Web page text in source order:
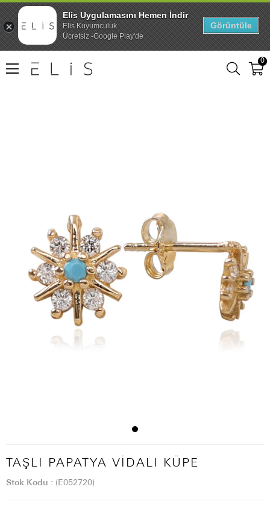
0
TAŞLI PAPATYA VIDALI KÜPE
Stok Kodu (E052720)
Elis Uygulamasını Hemen İndir
Elis Kuyumculuk
Ücretsiz -Google Play'de
Görüntüle